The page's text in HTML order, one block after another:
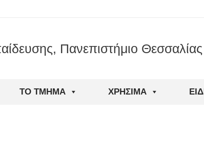
Πανεπιστήμιο Θεσσαλίας
ΤΟ ΤΜΉΜΑ ΧΡΉΣΙΜΑ